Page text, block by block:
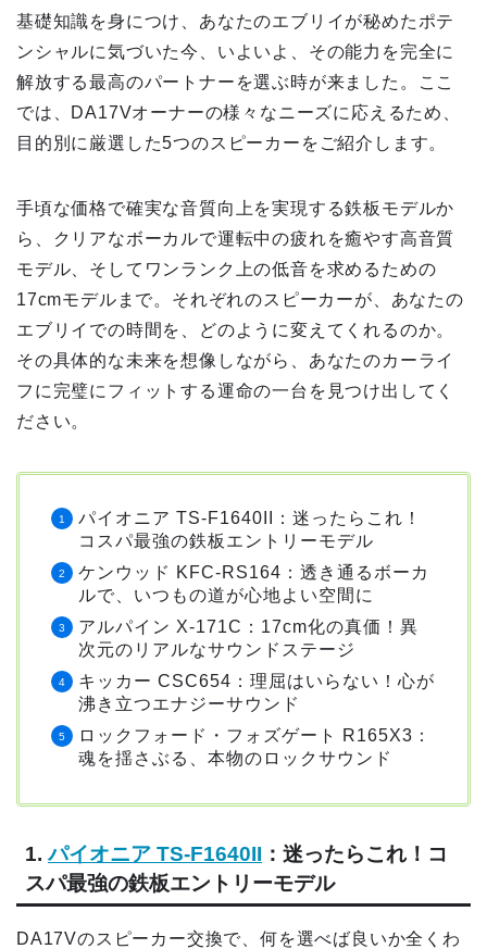
基礎知識を身につけ、あなたのエブリイが秘めたポテ
ンシャルに気づいた今、いよいよ、その能力を完全に
解放する最高のパートナーを選ぶ時が来ました。ここ
では、DA17Vオーナーの様々なニーズに応えるため、
目的別に厳選した5つのスピーカーをご紹介します。
手頃な価格で確実な音質向上を実現する鉄板モデルか
ら、クリアなボーカルで運転中の疲れを癒やす高音質
モデル、そしてワンランク上の低音を求めるための
17cmモデルまで。それぞれのスピーカーが、あなたの
エブリイでの時間を、どのように変えてくれるのか。
その具体的な未来を想像しながら、あなたのカーライ
フに完璧にフィットする運命の一台を見つけ出してく
ださい。
パイオニア TS-F1640II：迷ったらこれ！
コスパ最強の鉄板エントリーモデル
ケンウッド KFC-RS164：透き通るボーカ
ルで、いつもの道が心地よい空間に
アルパイン X-171C：17cm化の真価！異
次元のリアルなサウンドステージ
キッカー CSC654：理屈はいらない！心が
沸き立つエナジーサウンド
ロックフォード・フォズゲート R165X3：
魂を揺さぶる、本物のロックサウンド
1.パイオニア TS-F1640II ：迷ったらこれ！コ
スパ最強の鉄板エントリーモデル
DA17Vのスピーカー交換で、何を選べば良いか全くわ